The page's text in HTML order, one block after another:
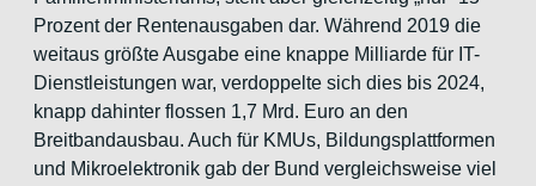
Prozent der Rentenausgaben dar. Während 2019 die
weitaus größte Ausgabe eine knappe Milliarde für IT-
Dienstleistungen war, verdoppelte sich dies bis 2024,
knapp dahinter flossen 1,7 Mrd. Euro an den
Breitbandausbau. Auch für KMUs, Bildungsplattformen
und Mikroelektronik gab der Bund vergleichsweise viel